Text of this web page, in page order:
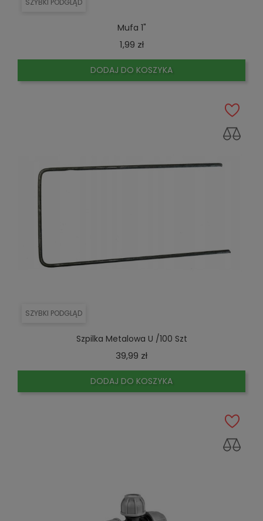
Mufa 1"
1,99 złCena
DODAJ DO KOSZYKA
SZYBKI PODGLĄD
Szpilka Metalowa U /100 Szt
39,99 złCena
DODAJ DO KOSZYKA